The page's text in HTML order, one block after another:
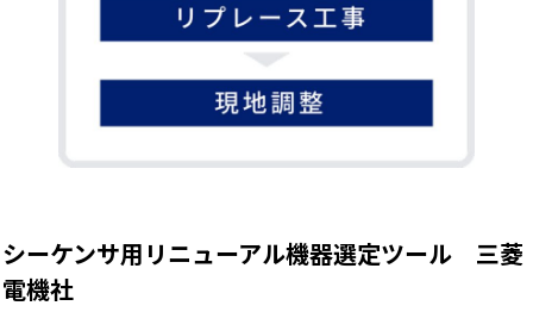
シーケンサ用リニューアル機器選定ツール 三菱
電機社